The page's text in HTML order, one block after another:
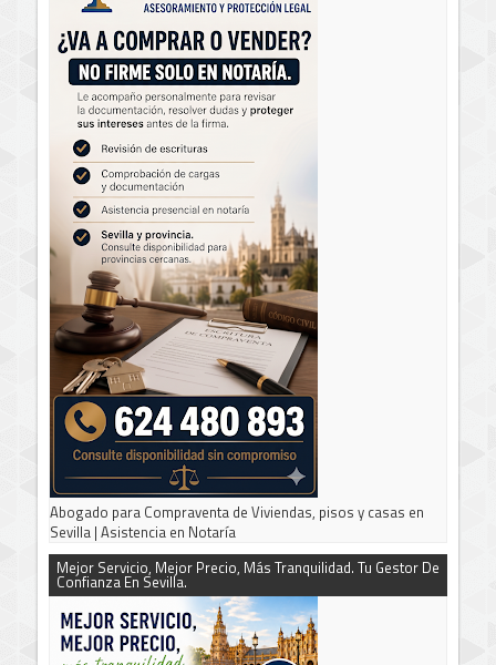
Abogado para Compraventa de Viviendas, pisos y casas en
Sevilla | Asistencia en Notaría
Mejor Servicio, Mejor Precio, Más Tranquilidad. Tu Gestor De
Confianza En Sevilla.